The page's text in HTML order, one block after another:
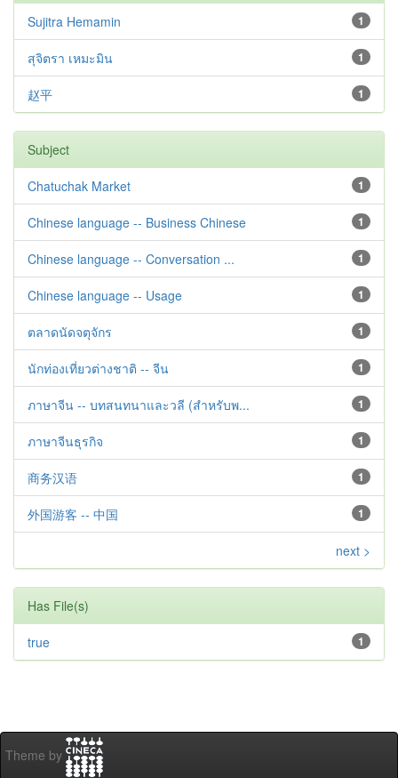
1
Sujitra Hemamin
1
สุจิตรา เหมะมิน
1
赵平
Subject
1
Chatuchak Market
1
Chinese language -- Business Chinese
1
Chinese language -- Conversation ...
1
Chinese language -- Usage
1
ตลาดนัดจตุจักร
1
นักท่องเที่ยวต่างชาติ -- จีน
1
ภาษาจีน -- บทสนทนาและวลี (สำหรับพ...
1
ภาษาจีนธุรกิจ
1
商务汉语
1
外国游客 -- 中国
next >
Has File(s)
1
true
Theme by